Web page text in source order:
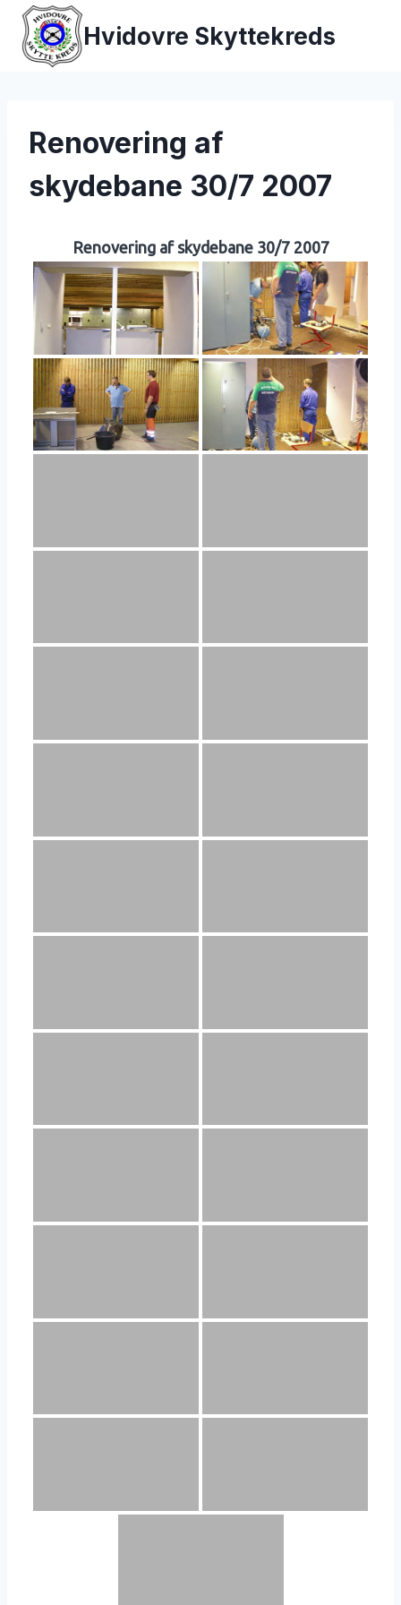
Fortsæt
indhold
Hvidovre Skyttekreds
Renovering af
skydebane 30/7 2007
Renovering af skydebane 30/7 2007